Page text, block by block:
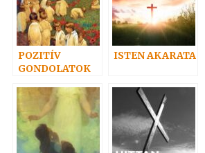
POZITÍV
GONDOLATOK
ISTEN AKARATA